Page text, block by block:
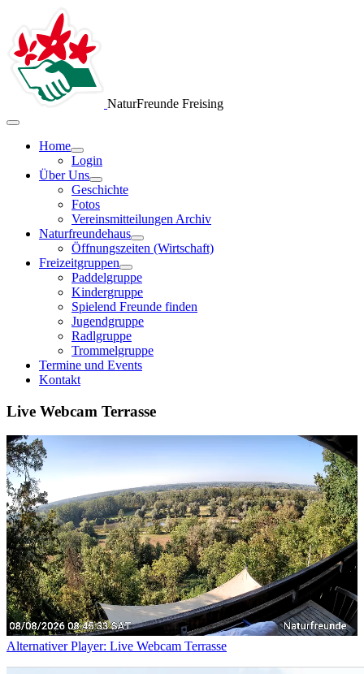
NaturFreunde Freising
Home
Login
Über Uns
Geschichte
Fotos
Vereinsmitteilungen Archiv
Naturfreundehaus
Öffnungszeiten (Wirtschaft)
Freizeitgruppen
Paddelgruppe
Kindergruppe
Spielend Freunde finden
Jugendgruppe
Radlgruppe
Trommelgruppe
Termine und Events
Kontakt
Live Webcam Terrasse
Alternativer Player: Live Webcam Terrasse